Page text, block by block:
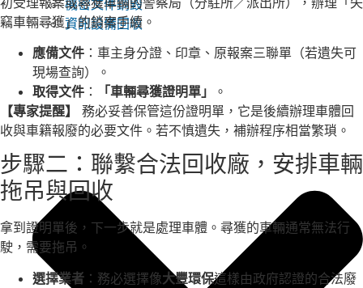
機密文件銷毀
資訊設備回收
竊車輛尋獲」的銷案手續。
應備文件 ：車主身分證、印章、原報案三聯單（若遺失可
現場查詢）。
取得文件 ： 「車輛尋獲證明單」
。
【專家提醒】
務必妥善保管這份證明單，它是後續辦理車體回
收與車籍報廢的必要文件。若不慎遺失，補辦程序相當繁瑣。
步驟二：聯繫合法回收廠，安排車輛
拖吊與回收
拿到證明單後，下一步就是處理車體。尋獲的車輛通常無法行
駛，需要拖吊。
選擇業者 ：務必選擇像大豐環保這樣由政府認證的合法廢